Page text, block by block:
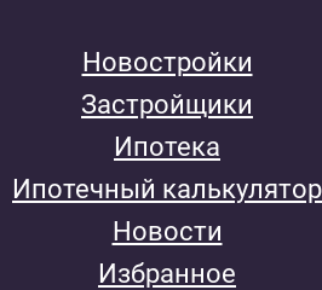
Новостройки
Застройщики
Ипотека
Ипотечный калькулятор
Новости
Избранное